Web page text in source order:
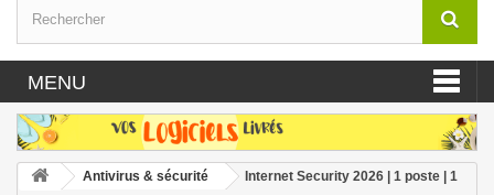
MENU
Antivirus & sécurité
Internet Security 2026 | 1 poste | 1